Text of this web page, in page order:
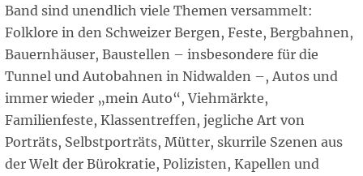
Band sind unendlich viele Themen versammelt:
Folklore in den Schweizer Bergen, Feste, Bergbahnen,
Bauernhäuser, Baustellen – insbesondere für die
Tunnel und Autobahnen in Nidwalden –, Autos und
immer wieder „mein Auto“, Viehmärkte,
Familienfeste, Klassentreffen, jegliche Art von
Porträts, Selbstporträts, Mütter, skurrile Szenen aus
der Welt der Bürokratie, Polizisten, Kapellen und